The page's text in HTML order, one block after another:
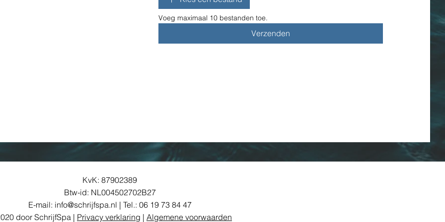
Voeg maximaal 10 bestanden toe.
Verzenden
KvK: 87902389
Btw-id: NL004502702B27
E-mail: info@schrijfspa.nl | Tel.: 06 19 73 84 47
door SchrijfSpa | Privacy verklaring | Algemene voorwaarden